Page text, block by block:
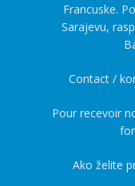
Francuske.
Sarajevu,
Contact /
Pour recevoir
Ako želite